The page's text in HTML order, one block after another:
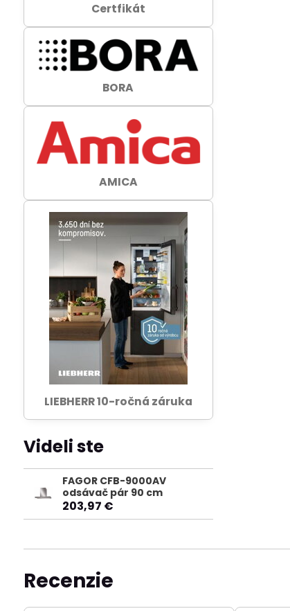
Certfikát
BORA
AMICA
LIEBHERR 10-ročná záruka
Videli ste
FAGOR CFB-9000AV
odsávač pár 90 cm
203,97 €
Recenzie